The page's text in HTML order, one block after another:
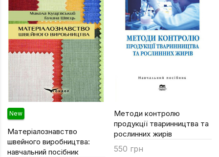
New
Матеріалознавство
швейного виробництва:
навчальний посібник
Методи контролю
продукції тваринництва та
рослинних жирів
550 грн